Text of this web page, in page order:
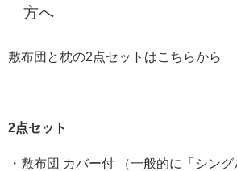
方へ
敷布団と枕の2点セットはこちらから
2点セット
・敷布団 カバー付 （一般的に「シン